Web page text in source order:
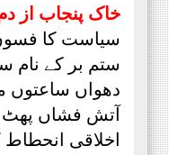
خاک پنجاب از
سیاست کا
ستم بر کے نام
دھواں ساعتوں
آتش فشاں پھٹ
اخلاقی